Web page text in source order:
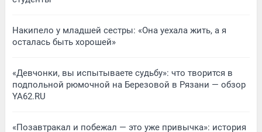
Накипело у младшей сестры: «Она уехала жить, а я
осталась быть хорошей»
«Девчонки, вы испытываете судьбу»: что творится в
подпольной рюмочной на Березовой в Рязани — обзор
YA62.RU
«Позавтракал и побежал — это уже привычка»: история